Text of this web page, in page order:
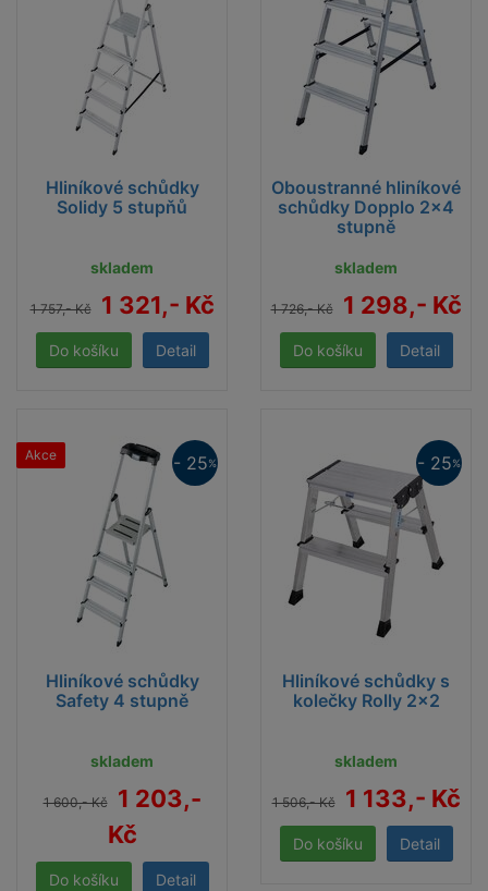
Hliníkové schůdky
Solidy 5 stupňů
skladem
1 757,- Kč 1 321,- Kč
Detail
Oboustranné hliníkové
schůdky Dopplo 2x4
stupně
skladem
1 726,- Kč 1 298,- Kč
Detail
Hliníkové schůdky
Safety 4 stupně
Akce
skladem
1 600,- Kč
1 203,-
Kč
Detail
- 25%
Hliníkové schůdky s
kolečky Rolly 2x2
skladem
1 506,- Kč 1 133,- Kč
Detail
- 25%